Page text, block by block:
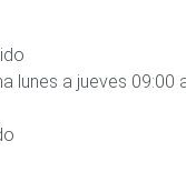
lunes a jueves 09:00